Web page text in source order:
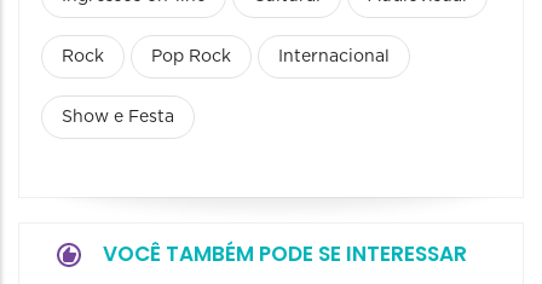
Rock Pop Rock Internacional
Show e Festa
VOCÊ TAMBÉM PODE SE INTERESSAR